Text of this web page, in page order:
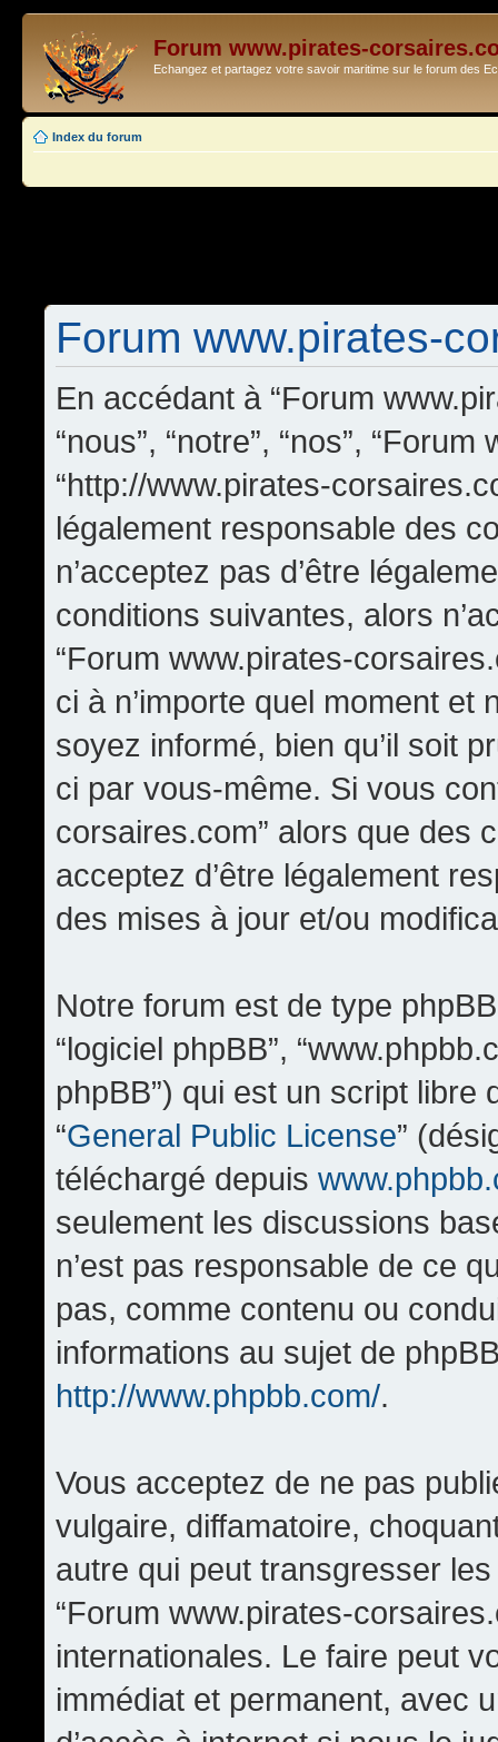
Forum www.pirates-
Echangez et partagez votre savoir maritime sur le forum des
Index du forum
Forum www.pirates-
En accédant à “Forum
“nous”, “notre”, “nos”,
“http://www.pirates-
légalement responsable des
n’acceptez pas d’être
conditions suivantes, alors
“Forum www.pirates-
ci à n’importe quel moment
soyez informé, bien qu’il soit
ci par vous-même. Si vous
corsaires.com” alors que des
acceptez d’être légalement
des mises à jour et/ou
Notre forum est de type phpBB
“logiciel phpBB”,
phpBB”) qui est un script
“General Public License”
téléchargé depuis
seulement les discussions
n’est pas responsable de ce
pas, comme contenu ou
informations au sujet de
http://www.phpbb.com/.
Vous acceptez de ne pas
vulgaire, diffamatoire,
autre qui peut transgresser
“Forum www.pirates-
internationales. Le faire peut
immédiat et permanent, avec